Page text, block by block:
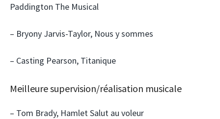
Paddington The Musical
– Bryony Jarvis-Taylor, Nous y sommes
– Casting Pearson, Titanique
Meilleure supervision/réalisation musicale
– Tom Brady, Hamlet Salut au voleur